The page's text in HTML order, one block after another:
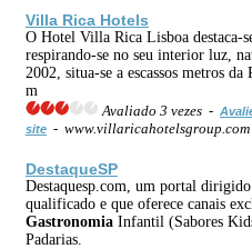
Villa Rica Hotels
O Hotel Villa Rica Lisboa destaca-
respirando-se no seu interior luz,
2002, situa-se a escassos metros
m
Avaliado 3 vezes -
site -
DestaqueSP
Destaquesp.com, um portal
qualificado e que oferece canais
Gastronomia Infantil (Sabores
Padarias.